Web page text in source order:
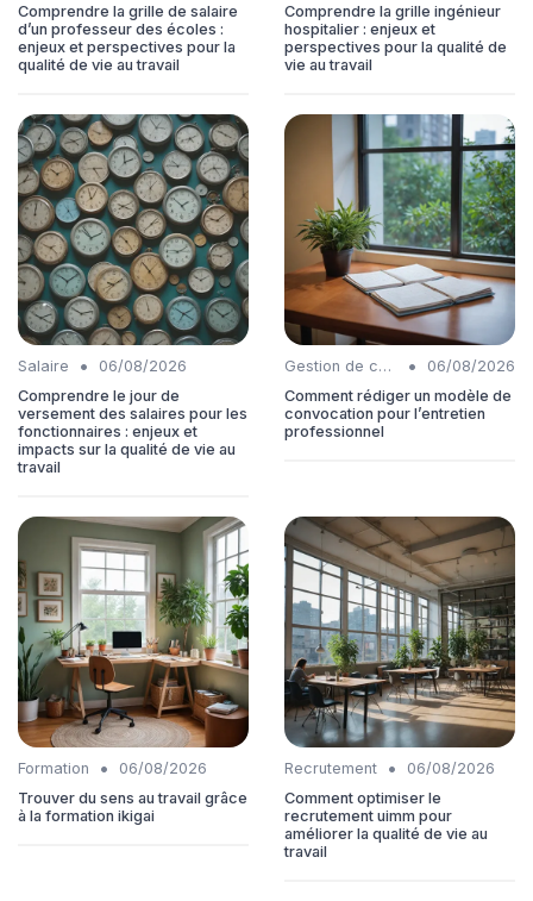
Comprendre la grille de salaire
d’un professeur des écoles :
enjeux et perspectives pour la
qualité de vie au travail
Comprendre la grille ingénieur
hospitalier : enjeux et
perspectives pour la qualité de
vie au travail
Salaire •
06/08/2026
Comprendre le jour de
versement des salaires pour les
fonctionnaires : enjeux et
impacts sur la qualité de vie au
travail
Gestion de carrière •
06/08/2026
Comment rédiger un modèle de
convocation pour l’entretien
professionnel
Formation •
06/08/2026
Trouver du sens au travail grâce
à la formation ikigai
Recrutement •
06/08/2026
Comment optimiser le
recrutement uimm pour
améliorer la qualité de vie au
travail